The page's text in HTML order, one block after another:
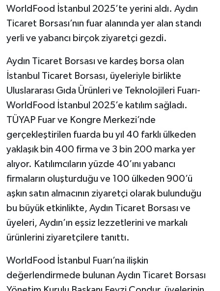
WorldFood İstanbul 2025’te yerini aldı. Aydın
Ticaret Borsası’nın fuar alanında yer alan standı
yerli ve yabancı birçok ziyaretçi gezdi.
Aydın Ticaret Borsası ve kardeş borsa olan
İstanbul Ticaret Borsası, üyeleriyle birlikte
Uluslararası Gıda Ürünleri ve Teknolojileri Fuarı-
WorldFood İstanbul 2025’e katılım sağladı.
TÜYAP Fuar ve Kongre Merkezi’nde
gerçekleştirilen fuarda bu yıl 40 farklı ülkeden
yaklaşık bin 400 firma ve 3 bin 200 marka yer
alıyor. Katılımcıların yüzde 40’ını yabancı
firmaların oluşturduğu ve 100 ülkeden 900’ü
aşkın satın almacının ziyaretçi olarak bulunduğu
bu büyük etkinlikte, Aydın Ticaret Borsası ve
üyeleri, Aydın’ın eşsiz lezzetlerini ve markalı
ürünlerini ziyaretçilere tanıttı.
WorldFood İstanbul Fuarı’na ilişkin
değerlendirmede bulunan Aydın Ticaret Borsası